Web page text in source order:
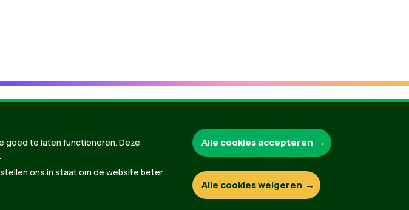
Groen.be
goed te laten functioneren. Deze
ons in staat om de website beter
Alle cookies accepteren
Alle cookies weigeren